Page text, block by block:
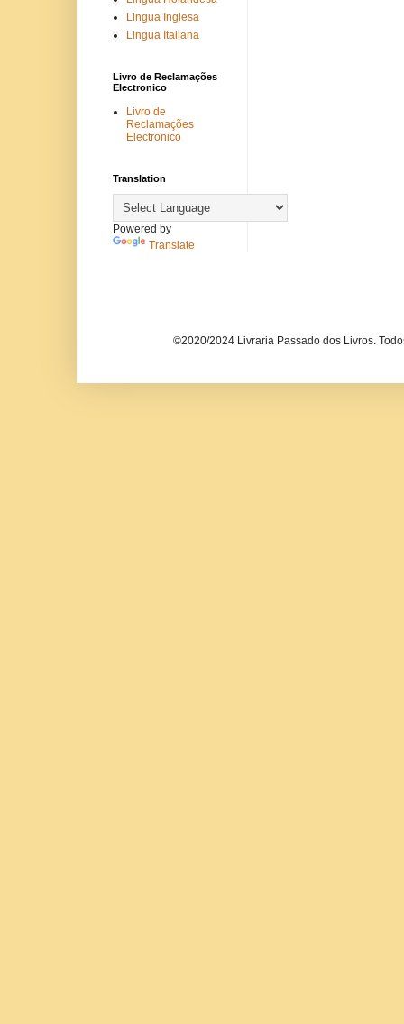
Lingua Inglesa
Lingua Italiana
Livro de Reclamações
Electronico
Livro de
Reclamações
Electronico
Translation
Powered by
Translate
©2020/2024 Livraria Passado dos Livros.